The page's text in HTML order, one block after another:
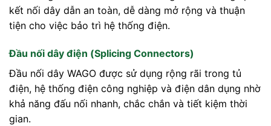
kết nối dây dẫn an toàn, dễ dàng mở rộng và thuận
tiện cho việc bảo trì hệ thống điện.
Đầu nối dây điện (Splicing Connectors)
Đầu nối dây WAGO được sử dụng rộng rãi trong tủ
điện, hệ thống điện công nghiệp và điện dân dụng nhờ
khả năng đấu nối nhanh, chắc chắn và tiết kiệm thời
gian.